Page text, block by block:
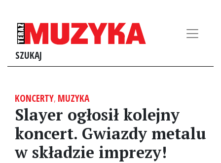
SZUKAJ
KONCERTY, MUZYKA
Slayer ogłosił kolejny
koncert. Gwiazdy metalu
w składzie imprezy!